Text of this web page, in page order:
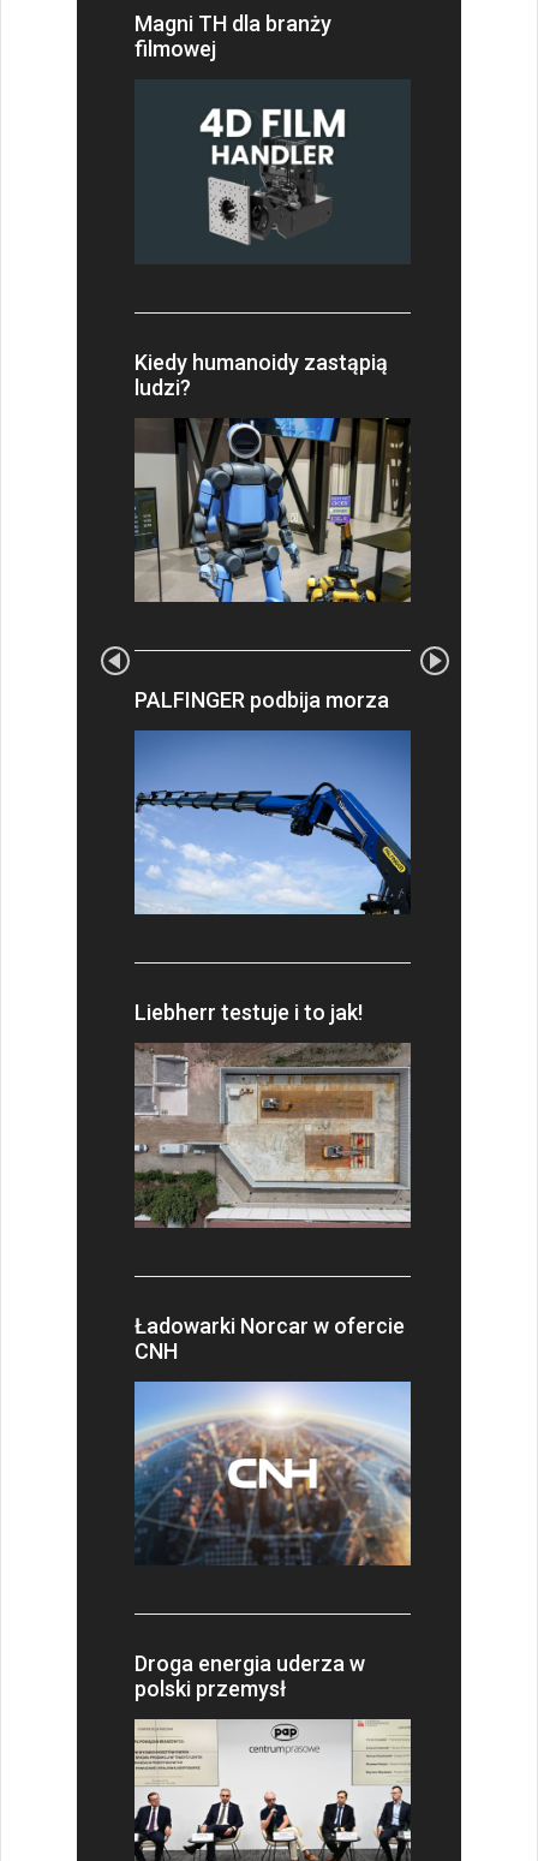
Magni TH dla branży
filmowej
Kiedy humanoidy zastąpią
ludzi?
PALFINGER podbija morza
Liebherr testuje i to jak!
Ładowarki Norcar w ofercie
CNH
Droga energia uderza w
polski przemysł